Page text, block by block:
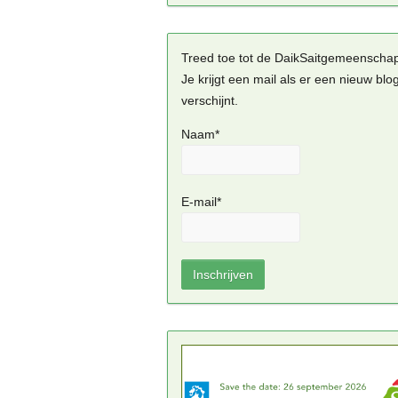
Treed toe tot de
Je krijgt een mail als er een nieuw
verschijnt.
Naam*
E-mail*